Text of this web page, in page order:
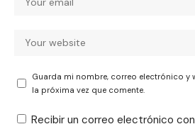
Guarda mi nombre, correo electrónico y
la próxima vez que comente.
Recibir un correo electrónico